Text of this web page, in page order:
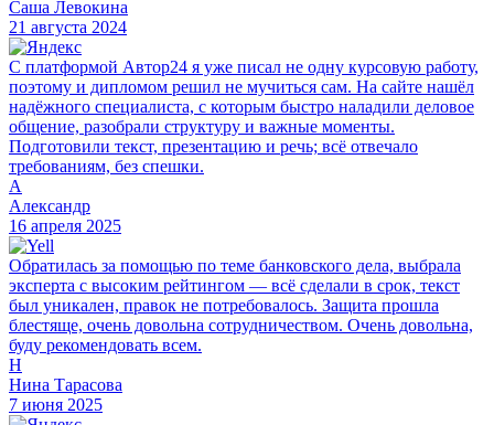
Саша Левокина
21 августа 2024
С платформой Автор24 я уже писал не одну курсовую работу,
поэтому и дипломом решил не мучиться сам. На сайте нашёл
надёжного специалиста, с которым быстро наладили деловое
общение, разобрали структуру и важные моменты.
Подготовили текст, презентацию и речь; всё отвечало
требованиям, без спешки.
А
Александр
16 апреля 2025
Обратилась за помощью по теме банковского дела, выбрала
эксперта с высоким рейтингом — всё сделали в срок, текст
был уникален, правок не потребовалось. Защита прошла
блестяще, очень довольна сотрудничеством. Очень довольна,
буду рекомендовать всем.
Н
Нина Тарасова
7 июня 2025